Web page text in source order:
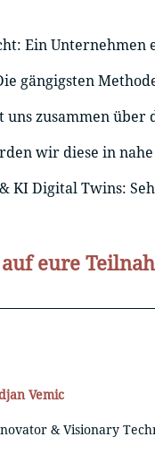
Ein Unternehmen
gängigsten
uns zusammen
wir diese in
KI Digital Twins:
eure
Vemic
& Visionary